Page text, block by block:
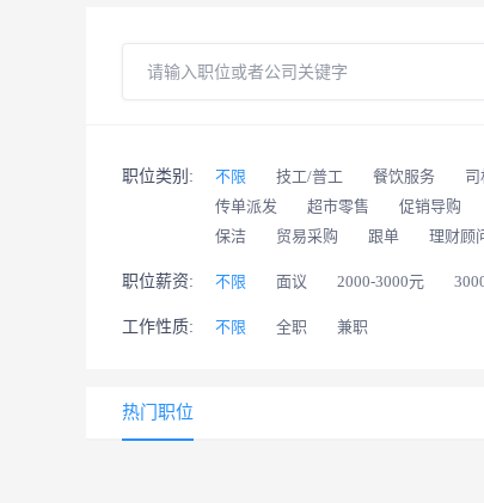
职位类别: 不限 技工/普工 餐饮服务 司
传单派发
超市零售 促销导购
保洁
贸易采购 跟单 理财顾
职位薪资: 不限 面议 2000-3000元
工作性质: 不限 全职 兼职
热门职位